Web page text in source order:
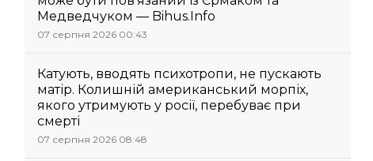
Медведчуком — Bihus.Info
07 серпня 2026 00:43
Катують, вводять психотропи, не пускають
матір. Колишній американський морпіх,
якого утримують у росії, перебуває при
смерті
07 серпня 2026 08:48